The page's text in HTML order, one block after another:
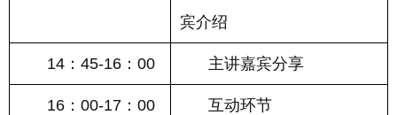
宾介绍
14：45-16：00 主讲嘉宾分享
16：00-17：00
互动环节